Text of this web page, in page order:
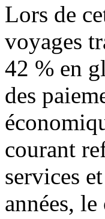
Lors de
voyages
42 % en
des
courant
services
années,